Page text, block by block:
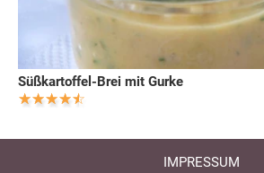
Süßkartoffel-Brei mit Gurke
IMPRESSUM